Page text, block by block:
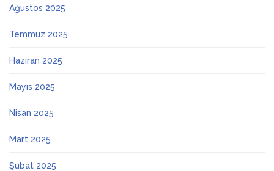
Ağustos 2025
Temmuz 2025
Haziran 2025
Mayıs 2025
Nisan 2025
Mart 2025
Şubat 2025